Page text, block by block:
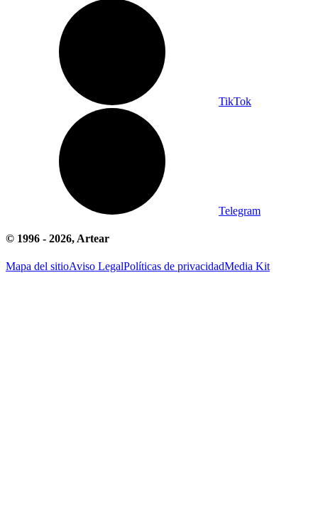
TikTok
Telegram
© 1996 - 2026, Artear
Mapa del sitioAviso LegalPolíticas de privacidadMedia Kit